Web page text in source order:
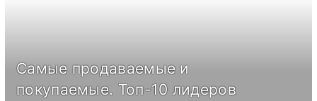
Самые продаваемые и
покупаемые. Топ-10 лидеров